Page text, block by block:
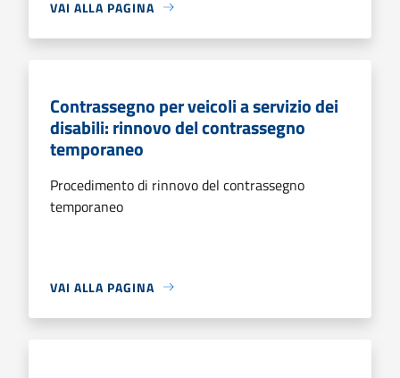
VAI ALLA PAGINA
Contrassegno per veicoli a servizio dei
disabili: rinnovo del contrassegno
temporaneo
Procedimento di rinnovo del contrassegno
temporaneo
VAI ALLA PAGINA